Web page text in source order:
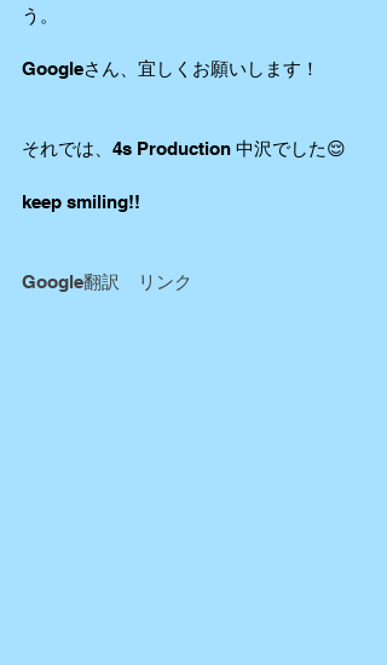
う。
Googleさん、宜しくお願いします！
それでは、4s Production 中沢でした😌
keep smiling!!
Google翻訳　リンク